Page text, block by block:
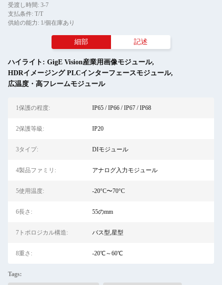
受渡し時間: 3-7
支払条件: T/T
供給の能力: 1/個在庫あり
細部 記述
ハイライト: GigE Vision産業用画像モジュール,
HDRイメージング PLCインターフェースモジュール,
広温度・高フレームモジュール
1保護の程度: IP65 / IP66 / IP67 / IP68
2保護等級: IP20
3タイプ: DIモジュール
4製品ファミリ: アナログ入力モジュール
5使用温度: -20°C〜70°C
6長さ: 55のmm
7トポロジカル構造: バス型,星型
8重さ: -20℃～60℃
Tags: